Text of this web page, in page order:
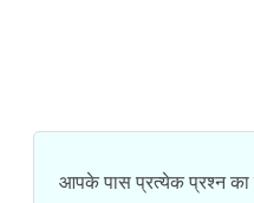
आपके पास प्रत्येक प्रश्न का